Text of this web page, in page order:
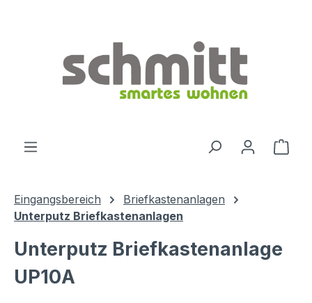
Eingangsbereich
Briefkastenanlagen
Unterputz Briefkastenanlagen
Unterputz Briefkastenanlage
UP10A